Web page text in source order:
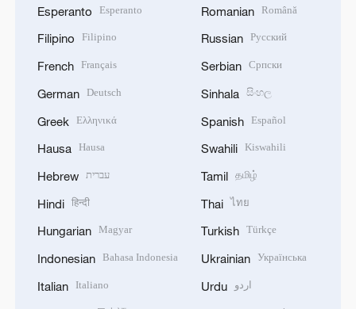
Esperanto Esperanto
Filipino Filipino
French Français
German Deutsch
Greek Ελληνικά
Hausa Hausa
Hebrew עברית
Hindi हिन्दी
Hungarian Magyar
Indonesian Bahasa Indonesia
Italian Italiano
Romanian Română
Russian Русский
Serbian Српски
Sinhala සිංහල
Spanish Español
Swahili Kiswahili
Tamil தமிழ்
Thai ไทย
Turkish Türkçe
Ukrainian Українська
Urdu اردو